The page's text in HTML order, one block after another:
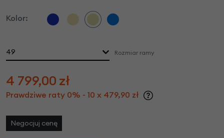
Kolor:
49 Rozmiar ramy
4 799,00 zł
Prawdziwe raty 0% - 10 x 479,90 zł
Negocjuj cenę